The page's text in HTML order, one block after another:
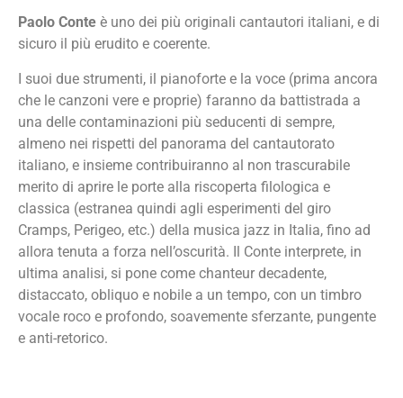
Paolo Conte è uno dei più originali cantautori italiani, e di
sicuro il più erudito e coerente.
I suoi due strumenti, il pianoforte e la voce (prima ancora
che le canzoni vere e proprie) faranno da battistrada a
una delle contaminazioni più seducenti di sempre,
almeno nei rispetti del panorama del cantautorato
italiano, e insieme contribuiranno al non trascurabile
merito di aprire le porte alla riscoperta filologica e
classica (estranea quindi agli esperimenti del giro
Cramps, Perigeo, etc.) della musica jazz in Italia, fino ad
allora tenuta a forza nell’oscurità. Il Conte interprete, in
ultima analisi, si pone come chanteur decadente,
distaccato, obliquo e nobile a un tempo, con un timbro
vocale roco e profondo, soavemente sferzante, pungente
e anti-retorico.